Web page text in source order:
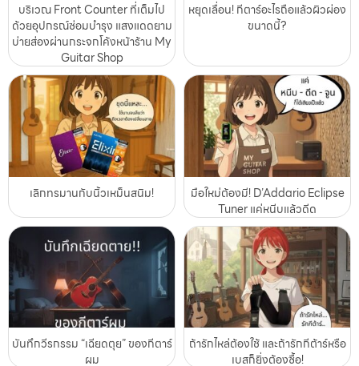
บริเวณ Front Counter ที่เต็มไป
ด้วยอุปกรณ์ซ่อมบำรุง แสงแดดยาม
บ่ายส่องผ่านกระจกโค้งหน้าร้าน My
Guitar Shop
หยุดเลื่อน! กีตาร์อะไรถือแล้วผิวผ่อง
ขนาดนี้?
เลิกทรมานกับนิ้วเหม็นสนิม!
มือใหม่ต้องมี! D’Addario Eclipse
Tuner แค่หนีบแล้วดีด
บันทึกวีรกรรม “เฉียดตุย” ของกีตาร์
ผม
ถ้ารักไหล่ต้องใช้ และถ้ารักกีต้าร์หรือ
เบสก็ยิ่งต้องซื้อ!